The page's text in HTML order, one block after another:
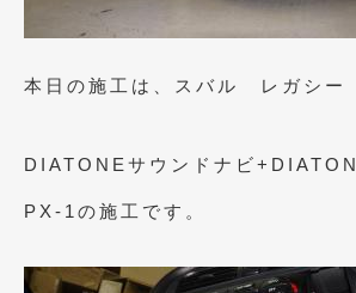
2023年11月(1)
2023年10月 (2)
2023年8月 (2)
2023年4月 (1)
2022年12月(1)
本日の施工は、スバル レガシ
DIATONEサウンドナビ
PX-1の施工です。